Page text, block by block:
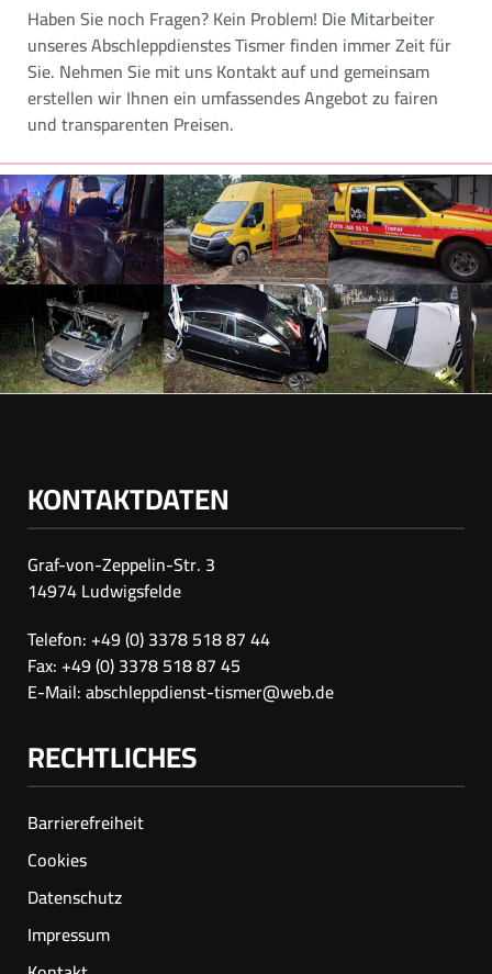
Haben Sie noch Fragen? Kein Problem! Die Mitarbeiter
unseres Abschleppdienstes Tismer finden immer Zeit für
Sie. Nehmen Sie mit uns Kontakt auf und gemeinsam
erstellen wir Ihnen ein umfassendes Angebot zu fairen
und transparenten Preisen.
KONTAKTDATEN
Graf-von-Zeppelin-Str. 3
14974 Ludwigsfelde
Telefon: +49 (0) 3378 518 87 44
Fax: +49 (0) 3378 518 87 45
E-Mail:abschleppdienst-tismer@web.de
RECHTLICHES
Barrierefreiheit
Cookies
Datenschutz
Impressum